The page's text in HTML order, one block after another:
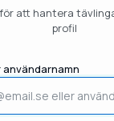
att hantera
profil